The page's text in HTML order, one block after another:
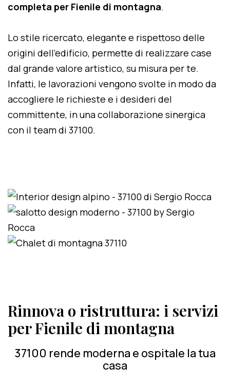
completa per Fienile di montagna.
Lo stile ricercato, elegante e rispettoso delle
origini dell'edificio, permette di realizzare case
dal grande valore artistico, su misura per te.
Infatti, le lavorazioni vengono svolte in modo da
accogliere le richieste e i desideri del
committente, in una collaborazione sinergica
con il team di 37100.
Rinnova o ristruttura: i servizi
per Fienile di montagna
37100 rende moderna e ospitale la tua
casa